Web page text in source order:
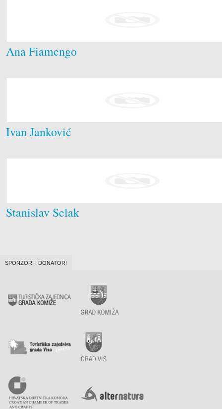
Ana Fiamengo
Ivan Janković
Stanislav Selak
SPONZORI I DONATORI